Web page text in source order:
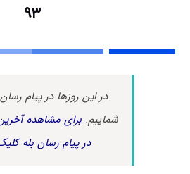
۹۳
در این روزها در پیام
شماییم.برای مشاهده
در پیام رسان بله